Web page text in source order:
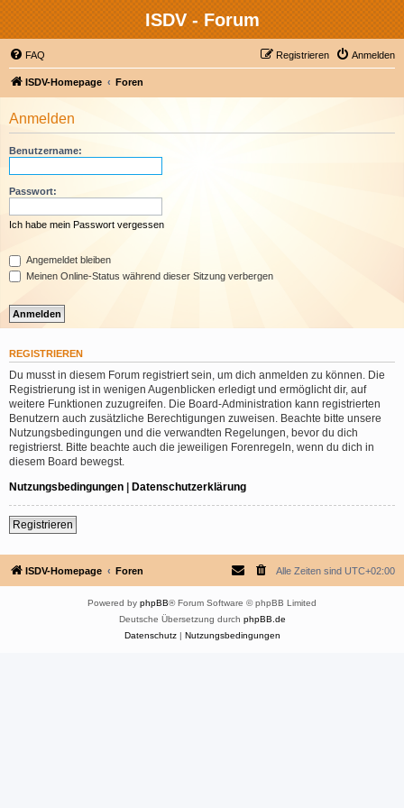
ISDV - Forum
FAQ Anmelden
Registrieren
ISDV-Homepage Foren
Anmelden
Benutzername:
Passwort:
Ich habe mein Passwort vergessen
Angemeldet bleiben
Meinen Online-Status während dieser Sitzung verbergen
REGISTRIEREN
Du musst in diesem Forum registriert sein, um dich anmelden zu können. Die
Registrierung ist in wenigen Augenblicken erledigt und ermöglicht dir, auf
weitere Funktionen zuzugreifen. Die Board-Administration kann registrierten
Benutzern auch zusätzliche Berechtigungen zuweisen. Beachte bitte unsere
Nutzungsbedingungen und die verwandten Regelungen, bevor du dich
registrierst. Bitte beachte auch die jeweiligen Forenregeln, wenn du dich in
diesem Board bewegst.
Nutzungsbedingungen | Datenschutzerklärung
Registrieren
ISDV-Homepage Foren Alle Zeiten sind UTC+02:00
Powered by phpBB® Forum Software © phpBB Limited
Deutsche Übersetzung durch phpBB.de
Datenschutz| Nutzungsbedingungen